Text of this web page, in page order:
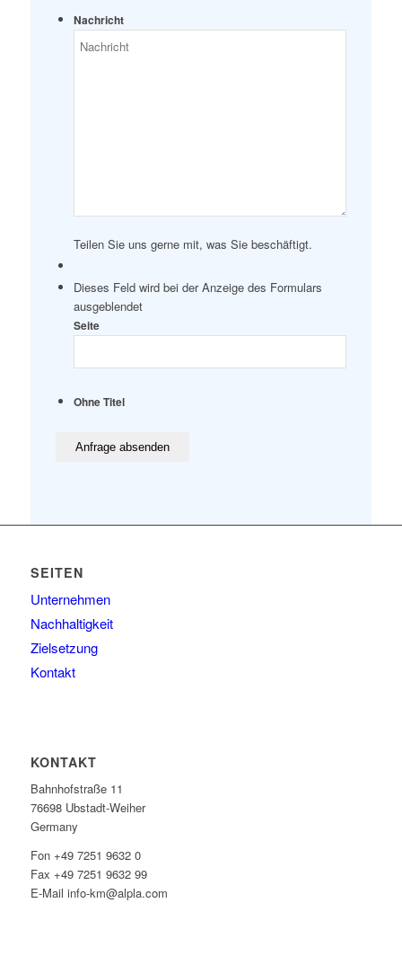
Nachricht
Teilen Sie uns gerne mit, was Sie beschäftigt.
Dieses Feld wird bei der Anzeige des Formulars
ausgeblendet
Seite
Ohne Titel
SEITEN
Unternehmen
Nachhaltigkeit
Zielsetzung
Kontakt
KONTAKT
Bahnhofstraße 11
76698 Ubstadt-Weiher
Germany
Fon +49 7251 9632 0
Fax +49 7251 9632 99
E-Mail info-km@alpla.com